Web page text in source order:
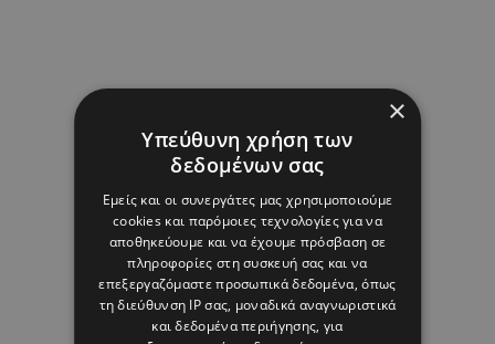
×
Υπεύθυνη χρήση των
δεδομένων σας
Εμείς και οι συνεργάτες μας χρησιμοποιούμε
cookies και παρόμοιες τεχνολογίες για να
αποθηκεύουμε και να έχουμε πρόσβαση σε
πληροφορίες στη συσκευή σας και να
επεξεργαζόμαστε προσωπικά δεδομένα, όπως
τη διεύθυνση IP σας, μοναδικά αναγνωριστικά
και δεδομένα περιήγησης, για